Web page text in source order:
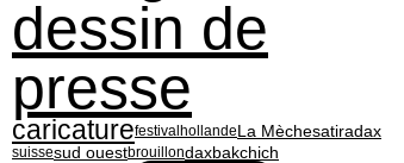
dessin de
presse
caricaturefestival hollandeLa Mèchesatiradax
suissesud ouestbrouillondaxbakchich